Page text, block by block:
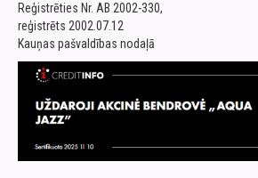
Reģistrēties Nr. AB 2002-330,
reģistrēts 2002.07.12
Kauņas pašvaldības nodaļā